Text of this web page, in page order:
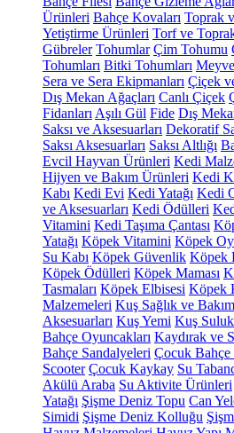
Ürünleri Bahçe Kovaları Toprak
Yetiştirme Ürünleri Torf ve
Gübreler Tohumlar Çim Tohumu
Tohumları Bitki Tohumları
Sera ve Sera Ekipmanları Çiçek
Dış Mekan Ağaçları Canlı Çiçek
Fidanları Aşılı Gül Fide Dış
Saksı ve Aksesuarları Dekoratif
Saksı Aksesuarları Saksı Altlığı
Evcil Hayvan Ürünleri Kedi
Hijyen ve Bakım Ürünleri Kedi
Kabı Kedi Evi Kedi Yatağı Kedi
ve Aksesuarları Kedi Ödülleri
Vitamini Kedi Taşıma Çantası
Yatağı Köpek Vitamini Köpek
Su Kabı Köpek Güvenlik Köpek
Köpek Ödülleri Köpek Maması
Tasmaları Köpek Elbisesi Köpek
Malzemeleri Kuş Sağlık ve
Aksesuarları Kuş Yemi Kuş
Bahçe Oyuncakları Kaydırak ve
Bahçe Sandalyeleri Çocuk Bahçe
Scooter Çocuk Kaykay Su
Akülü Araba Su Aktivite Ürünleri
Yatağı Şişme Deniz Topu Can
Simidi Şişme Deniz Kolluğu